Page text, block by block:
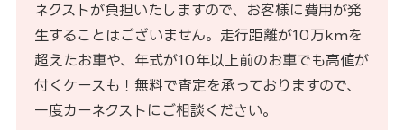
ネクストが負担いたしますので、お客様に費用が発
生することはございません。走行距離が10万kmを
超えたお車や、年式が10年以上前のお車でも高値が
付くケースも！無料で査定を承っておりますので、
一度カーネクストにご相談ください。